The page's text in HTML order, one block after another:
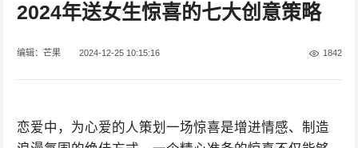
2024年送女生惊喜的七大创意策略
编辑：芒果 2024-12-25 10:15:16 1842
恋爱中，为心爱的人策划一场惊喜是增进情感、制造